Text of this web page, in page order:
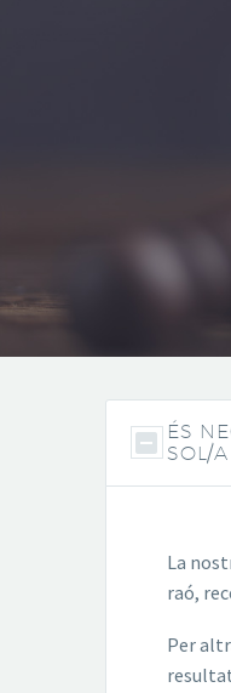
ÉS
SOL/
La
raó,
Per